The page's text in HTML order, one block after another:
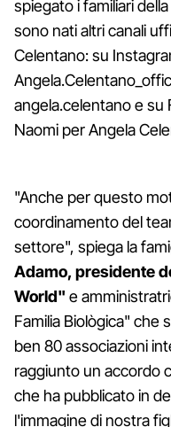
spiegato i familiari
sono nati altri canali
Celentano: su
angela.celentano e su
Naomi per Angela
"Anche per questo
coordinamento del
settore", spiega la
Adamo, presidente
World" e
Familia Biològica" che
ben 80 associazioni
raggiunto un accordo
che ha pubblicato in
l'immagine di nostra